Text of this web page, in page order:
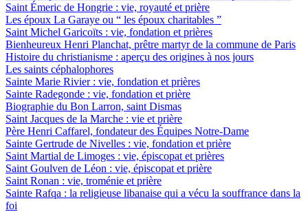
Saint Émeric de Hongrie : vie, royauté et prière
Les époux La Garaye ou “ les époux charitables ”
Saint Michel Garicoïts : vie, fondation et prières
Bienheureux Henri Planchat, prêtre martyr de la commune de Paris
Histoire du christianisme : aperçu des origines à nos jours
Les saints céphalophores
Sainte Marie Rivier : vie, fondation et prières
Sainte Radegonde : vie, fondation et prière
Biographie du Bon Larron, saint Dismas
Saint Jacques de la Marche : vie et prière
Père Henri Caffarel, fondateur des Équipes Notre-Dame
Sainte Gertrude de Nivelles : vie, fondation et prière
Saint Martial de Limoges : vie, épiscopat et prières
Saint Goulven de Léon : vie, épiscopat et prière
Saint Ronan : vie, troménie et prière
Sainte Rafqa : la religieuse libanaise qui a vécu la souffrance dans la
foi